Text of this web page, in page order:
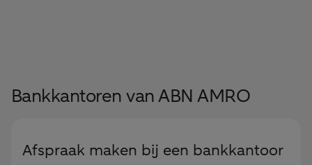
Bankkantoren van ABN AMRO
Afspraak maken bij een bankkantoor